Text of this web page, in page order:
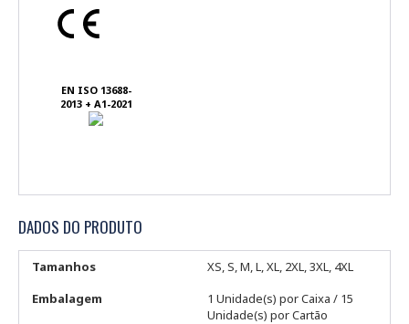
EN ISO 13688-
2013 + A1-2021
DADOS DO PRODUTO
Tamanhos
XS, S, M, L, XL, 2XL, 3XL, 4XL
Embalagem
1 Unidade(s) por Caixa / 15
Unidade(s) por Cartão